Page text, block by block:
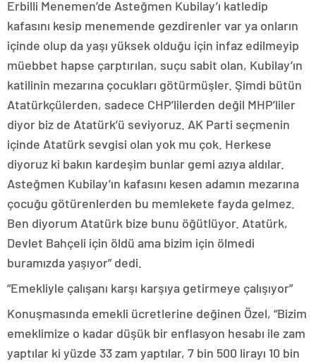
Erbilli Menemen’de Asteğmen Kubilay’ı katledip
kafasını kesip menemende gezdirenler var ya onların
içinde olup da yaşı yüksek olduğu için infaz edilmeyip
müebbet hapse çarptırılan, suçu sabit olan, Kubilay’ın
katilinin mezarına çocukları götürmüşler. Şimdi bütün
Atatürkçülerden, sadece CHP’lilerden değil MHP’liler
diyor biz de Atatürk’ü seviyoruz. AK Parti seçmenin
içinde Atatürk sevgisi olan yok mu çok. Herkese
diyoruz ki bakın kardeşim bunlar gemi azıya aldılar.
Asteğmen Kubilay’ın kafasını kesen adamın mezarına
çocuğu götürenlerden bu memlekete fayda gelmez.
Ben diyorum Atatürk bize bunu öğütlüyor. Atatürk,
Devlet Bahçeli için öldü ama bizim için ölmedi
buramızda yaşıyor” dedi.
“Emekliyle çalışanı karşı karşıya getirmeye çalışıyor”
Konuşmasında emekli ücretlerine değinen Özel, “Bizim
emeklimize o kadar düşük bir enflasyon hesabı ile zam
yaptılar ki yüzde 33 zam yaptılar, 7 bin 500 lirayı 10 bin